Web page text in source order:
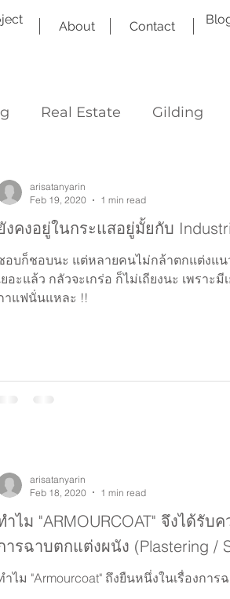
About Contact
Real Estate Gilding
งคงอยู่ในกระแสอยู่มั้ยกับ
อบก็ชอบนะ แต่หลายคนไม่กล้าตกแต่งแน
ยอะแล้ว กลัวจะเกร่อ ก็ไม่เถียงนะ เพราะ
าแฟนั่นแหละ !!
arisatanyarin
Feb 19, 2020
1 min read
ำไม "ARMOURCOAT" จึงได้รับ
ารฉาบตกแต่งผนัง (Plastering /
ำไม "Armourcoat" ถึงยืนหนึ่งในเรื่องการ
arisatanyarin
Feb 18, 2020
1 min read